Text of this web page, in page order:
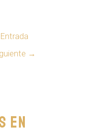
Entrada
→
en